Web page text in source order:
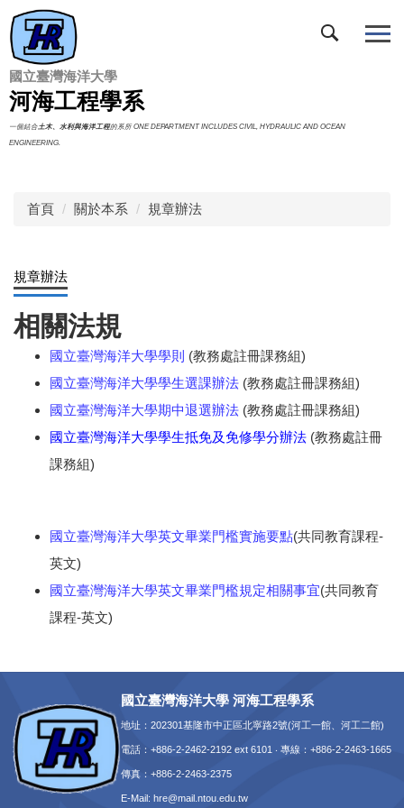
跳
到
主
要
內
容
區
國立臺灣海洋大學
河海工程學系
一個結合土木、水利與海洋工程的系所 ONE DEPARTMENT INCLUDES CIVIL, HYDRAULIC AND OCEAN
ENGINEERING.
首頁 關於本系 規章辦法
規章辦法
相關法規
國立臺灣海洋大學學則 (教務處註冊課務組)
國立臺灣海洋大學學生選課辦法 (教務處註冊課務組)
國立臺灣海洋大學期中退選辦法 (教務處註冊課務組)
國立臺灣海洋大學學生抵免及免修學分辦法 (教務處註冊
課務組)
國立臺灣海洋大學英文畢業門檻實施要點(共同教育課程-
英文)
國立臺灣海洋大學英文畢業門檻規定相關事宜(共同教育
課程-英文)
國立臺灣海洋大學 河海工程學系
地址：202301基隆市中正區北寧路2號(河工一館、河工二館)
電話：+886-2-2462-2192 ext 6101 ‧ 專線：+886-2-2463-1665
傳真：+886-2-2463-2375
E-Mail: hre@mail.ntou.edu.tw